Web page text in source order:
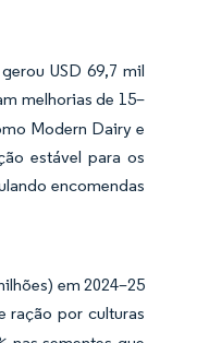
USD 69,7 mil
melhorias de 15–
Modern Dairy e
estável para os
encomendas
em 2024–25
ração por culturas